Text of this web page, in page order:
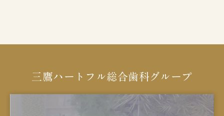
三鷹ハートフル総合歯科グループ